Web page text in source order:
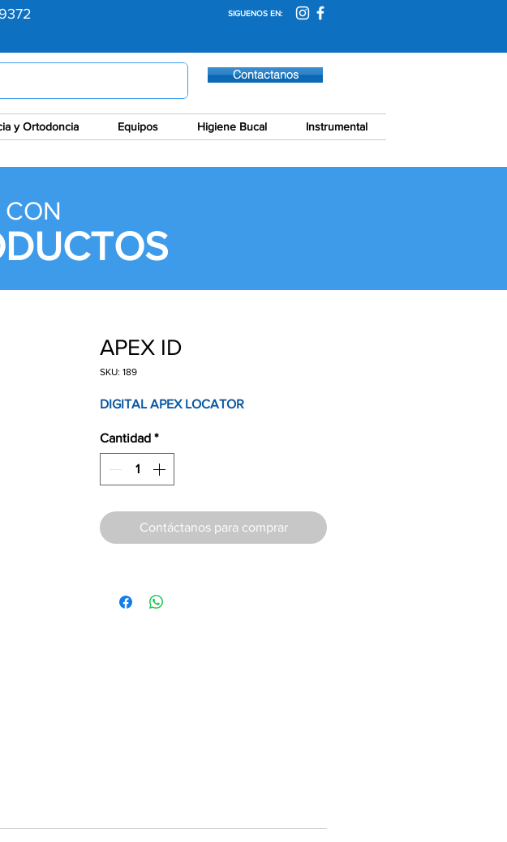
SIGUENOS EN:
Contactanos
y Ortodoncia Equipos Higiene Bucal Instrumental
APEX ID
SKU: 189
DIGITAL APEX LOCATOR
Cantidad *
Contáctanos para comprar